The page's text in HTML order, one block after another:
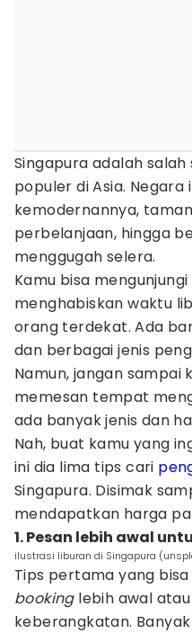
Singapura adalah
populer di Asia. Negara
kemodernannya,
perbelanjaan, hingga
menggugah selera.
Kamu bisa
menghabiskan waktu
orang terdekat. Ada
dan berbagai jenis
Namun, jangan sampai
memesan tempat
ada banyak jenis dan
Nah, buat kamu yang
ini dia lima tips cari
Singapura. Disimak
mendapatkan harga
1. Pesan lebih awal
ilustrasi liburan di Singapura
Tips pertama yang
bookinglebih awal
keberangkatan.